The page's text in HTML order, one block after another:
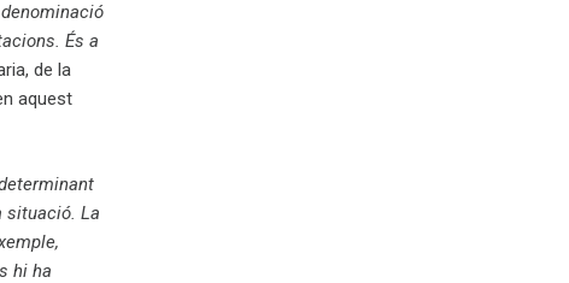
És a
de la
aquest
situació. La
hi ha